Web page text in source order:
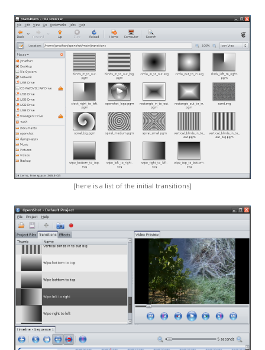
[here is a list of the initial transitions]